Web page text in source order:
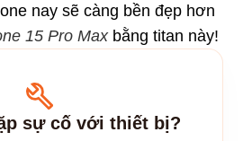
nay sẽ càng bền đẹp hơn
15 Pro Max bằng titan này!
sự cố với thiết bị?